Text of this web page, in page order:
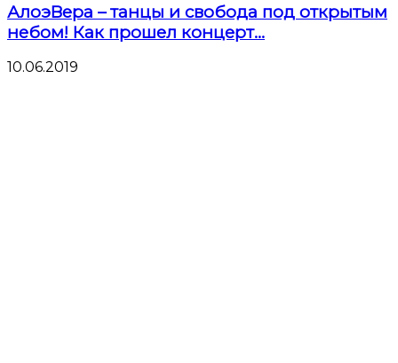
АлоэВера – танцы и свобода под открытым
небом! Как прошел концерт...
10.06.2019